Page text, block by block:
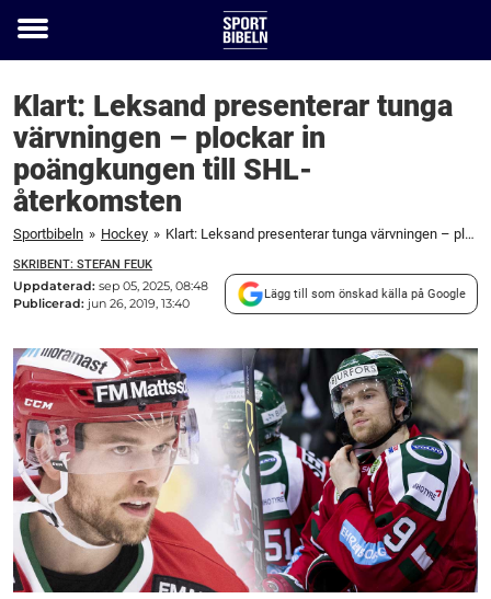
Toggle
Klart: Leksand presenterar tunga
värvningen – plockar in
poängkungen till SHL-
återkomsten
Sportbibeln » Hockey » Klart: Leksand presenterar tunga värvningen – plockar in poängkungen till SHL-återkomsten
SKRIBENT: STEFAN FEUK
Uppdaterad: sep 05, 2025, 08:48
Publicerad: jun 26, 2019, 13:40
Lägg till som önskad källa på Google